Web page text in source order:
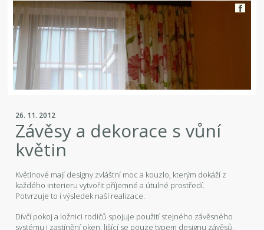
26. 11. 2012
Závěsy a dekorace s vůní
květin
Květinové mají designy zvláštní moc a kouzlo, kterým dokáží z
každého interieru vytvořit příjemné a útulné prostředí.
Potvrzuje to i výsledek naší realizace.
Dívčí pokoj a ložnici rodičů spojuje použití stejného závěsného
systému i zastínění oken, lišící se pouze typem designu závěsů.